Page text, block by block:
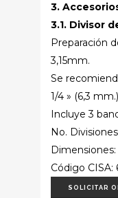
3.
3.1. Divisor
Preparación
3,15mm.
Se
1/4 » (6,3 mm.)
Incluye 3
No.
Dimensiones:
Código CISA:
SOLICITAR